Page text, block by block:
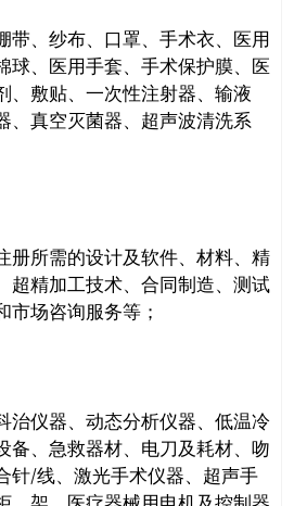
带、纱布、口罩、手术衣、医用
球、医用手套、手术保护膜、医
、敷贴、一次性注射器、输液
、真空灭菌器、超声波清洗系
册所需的设计及软件、材料、精
超精加工技术、合同制造、 测试
市场咨询服务等；
治仪器、动态分析仪器、低温冷
备、急救器材、电刀及耗材、吻
针/线、激光手术仪器、超声手
推广链接：
关闭